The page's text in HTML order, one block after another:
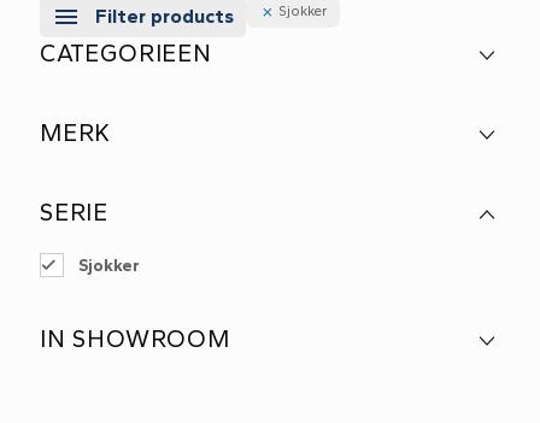
Filter products Sjokker
CATEGORIEEN
MERK
SERIE
Sjokker
IN SHOWROOM